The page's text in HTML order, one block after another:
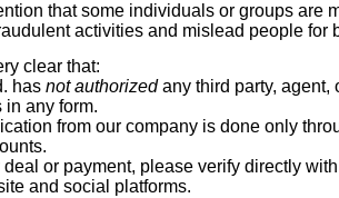
über einem Jahrzehnt Expertise
Plattform hat sich in den letzten
das Jahr 2024? Dieser Artikel liefert die
und Provider
des Spielkatalogs mit besonderem
that some individuals or groups are
activities and mislead people for
clear that:
has not authorizedany third party, agent,
in any form.
from our company is done only
or payment, please verify directly
and social platforms.